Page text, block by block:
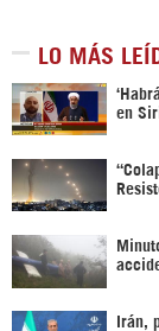
LO MÁS
en
Irán,